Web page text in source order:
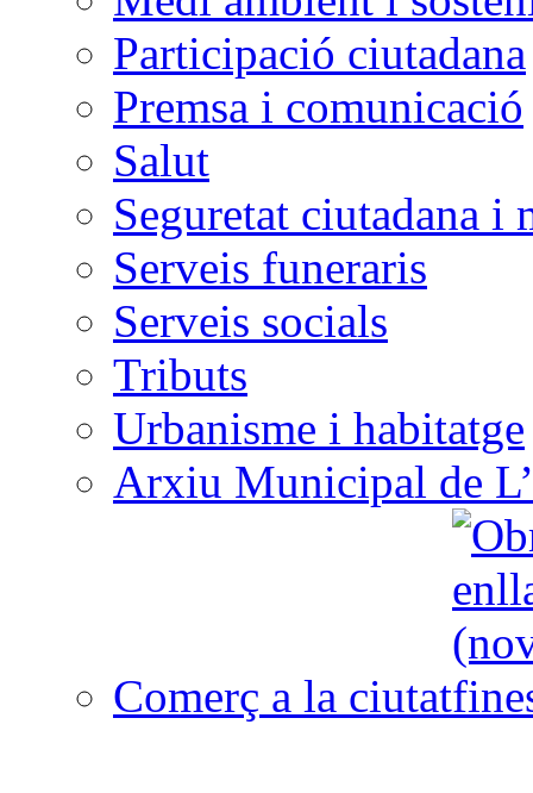
Participació ciutadana
Premsa i comunicació
Salut
Seguretat ciutadana i
Serveis funeraris
Serveis socials
Tributs
Urbanisme i habitatge
Arxiu Municipal de
Comerç a la ciutat